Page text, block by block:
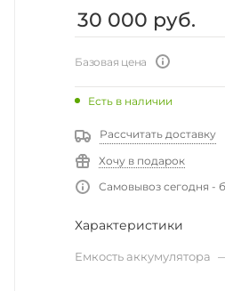
30 000 руб.
Базовая цена
Есть в наличии
Рассчитать доставку
Хочу в подарок
Самовывоз сегодня -
Характеристики
Емкость аккумулятора